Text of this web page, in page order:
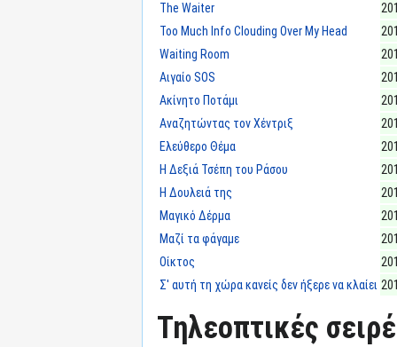
The Waiter
Too Much Info Clouding Over My Head
Waiting Room
Αιγαίο SOS
Ακίνητο Ποτάμι
Αναζητώντας τον Χέντριξ
Ελεύθερο Θέμα
Η Δεξιά Τσέπη του Ράσου
Η Δουλειά της
Μαγικό Δέρμα
Μαζί τα φάγαμε
Οίκτος
Σ' αυτή τη χώρα κανείς δεν ήξερε να κλαίει
Τηλεοπτικές